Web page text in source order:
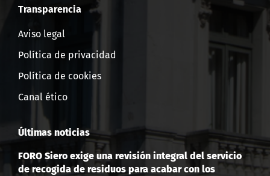
Transparencia
Aviso legal
Política de privacidad
Política de cookies
Canal ético
Últimas noticias
FORO Siero exige una revisión integral del servicio
de recogida de residuos para acabar con los